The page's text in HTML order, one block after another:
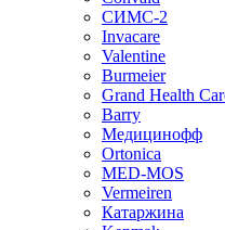
СИМС-2
Invacare
Valentine
Burmeier
Grand Health
Barry
Медицинофф
Ortonica
MED-MOS
Vermeiren
Катаржина